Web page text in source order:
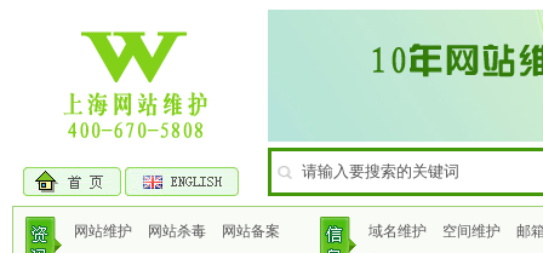
网站维护 网站杀毒
网站备案
域名维护 空间维护
邮